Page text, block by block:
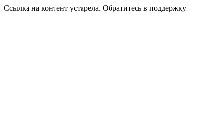
Ссылка на контент устарела. Обратитесь в поддержку